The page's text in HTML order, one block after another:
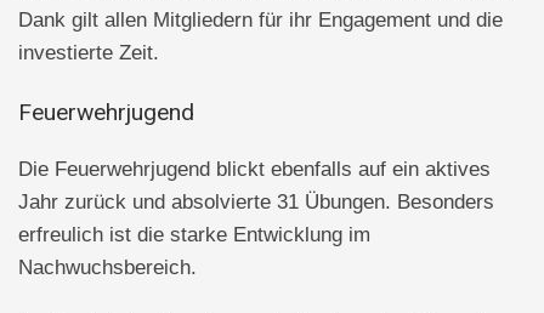
Dank gilt allen Mitgliedern für ihr Engagement und die
investierte Zeit.
Feuerwehrjugend
Die Feuerwehrjugend blickt ebenfalls auf ein aktives
Jahr zurück und absolvierte 31 Übungen. Besonders
erfreulich ist die starke Entwicklung im
Nachwuchsbereich.